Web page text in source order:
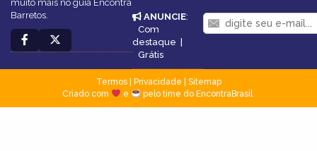
muito mais no guia Encontra
Barretos.
ANUNCIE:
Com
destaque
Grátis
Termos| Privacidade
Sitemap
Criado com
e pelo time do EncontraBrasil